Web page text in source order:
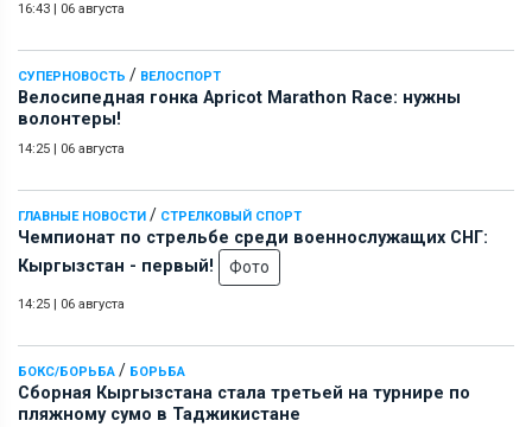
16:43 06 августа
СУПЕРНОВОСТЬ / ВЕЛОСПОРТ
Велосипедная гонка Apricot Marathon Race: нужны
волонтеры!
14:25 06 августа
ГЛАВНЫЕ НОВОСТИ / СТРЕЛКОВЫЙ СПОРТ
Чемпионат по стрельбе среди военнослужащих СНГ:
Кыргызстан - первый!
Фото
14:25 06 августа
БОКС/БОРЬБА / БОРЬБА
Сборная Кыргызстана стала третьей на турнире по
пляжному сумо в Таджикистане